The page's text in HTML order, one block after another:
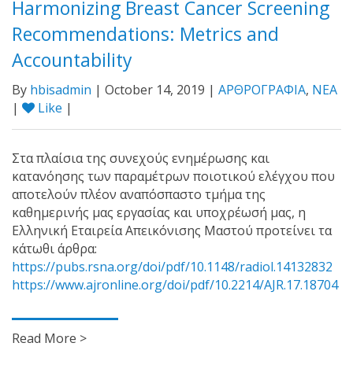
Harmonizing Breast Cancer Screening
Recommendations: Metrics and
Accountability
By hbisadmin | October 14, 2019 | ΑΡΘΡΟΓΡΑΦΙΑ, ΝΕΑ
|
Like |
Στα πλαίσια της συνεχούς ενημέρωσης και
κατανόησης των παραμέτρων ποιοτικού ελέγχου που
αποτελούν πλέον αναπόσπαστο τμήμα της
καθημερινής μας εργασίας και υποχρέωσή μας, η
Ελληνική Εταιρεία Απεικόνισης Μαστού προτείνει τα
κάτωθι άρθρα:
https://pubs.rsna.org/doi/pdf/10.1148/radiol.14132832
https://www.ajronline.org/doi/pdf/10.2214/AJR.17.18704
Read More >